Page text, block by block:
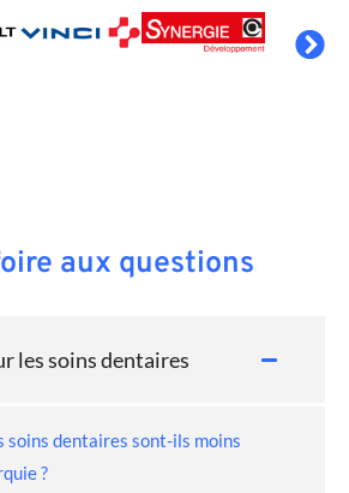
aux questions
les soins dentaires
soins dentaires sont-ils moins
?